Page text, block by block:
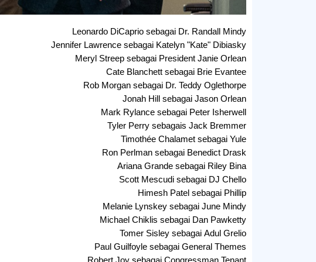
Leonardo DiCaprio sebagai Dr. Randall Mindy
Jennifer Lawrence sebagai Katelyn "Kate" Dibiasky
Meryl Streep sebagai President Janie Orlean
Cate Blanchett sebagai Brie Evantee
Rob Morgan sebagai Dr. Teddy Oglethorpe
Jonah Hill sebagai Jason Orlean
Mark Rylance sebagai Peter Isherwell
Tyler Perry sebagais Jack Bremmer
Timothée Chalamet sebagai Yule
Ron Perlman sebagai Benedict Drask
Ariana Grande sebagai Riley Bina
Scott Mescudi sebagai DJ Chello
Himesh Patel sebagai Phillip
Melanie Lynskey sebagai June Mindy
Michael Chiklis sebagai Dan Pawketty
Tomer Sisley sebagai Adul Grelio
Paul Guilfoyle sebagai General Themes
Robert Joy sebagai Congressman Tenant